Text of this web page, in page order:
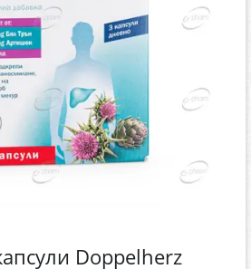
Doppelherz